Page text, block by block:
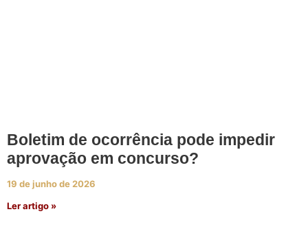
Boletim de ocorrência pode impedir
aprovação em concurso?
19 de junho de 2026
Ler artigo »